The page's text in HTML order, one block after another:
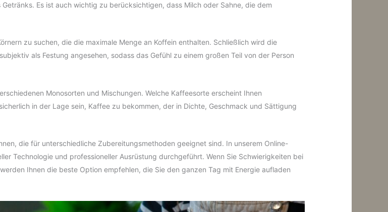
Es ist auch wichtig zu berücksichtigen, dass Milch oder Sahne, die dem
zu suchen, die die maximale Menge an Koffein enthalten. Schließlich wird die
als Festung angesehen, sodass das Gefühl zu einem großen Teil von der Person
Monosorten und Mischungen. Welche Kaffeesorte erscheint Ihnen
in der Lage sein, Kaffee zu bekommen, der in Dichte, Geschmack und Sättigung
die für unterschiedliche Zubereitungsmethoden geeignet sind. In unserem Online-
Technologie und professioneller Ausrüstung durchgeführt. Wenn Sie Schwierigkeiten bei
Ihnen die beste Option empfehlen, die Sie den ganzen Tag mit Energie aufladen